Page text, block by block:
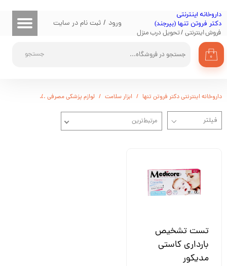
​داروخانه اینترنتی
دکتر فروتن تنها (بیرجند)
فروش اینترنتی / تحویل درب منزل
جستجو ۰
ورود / ثبت نام در سایت
حساب کاربری من
تغییر گذر واژه
سفارشات
خروج از حساب کاربری
داروخانه اینترنتی دکتر فروتن تنها ابزار سلامت لوازم پزشکی مصرفی
مرتبط‌ترین
تست تشخیص
بارداری کاستی
مدیکور